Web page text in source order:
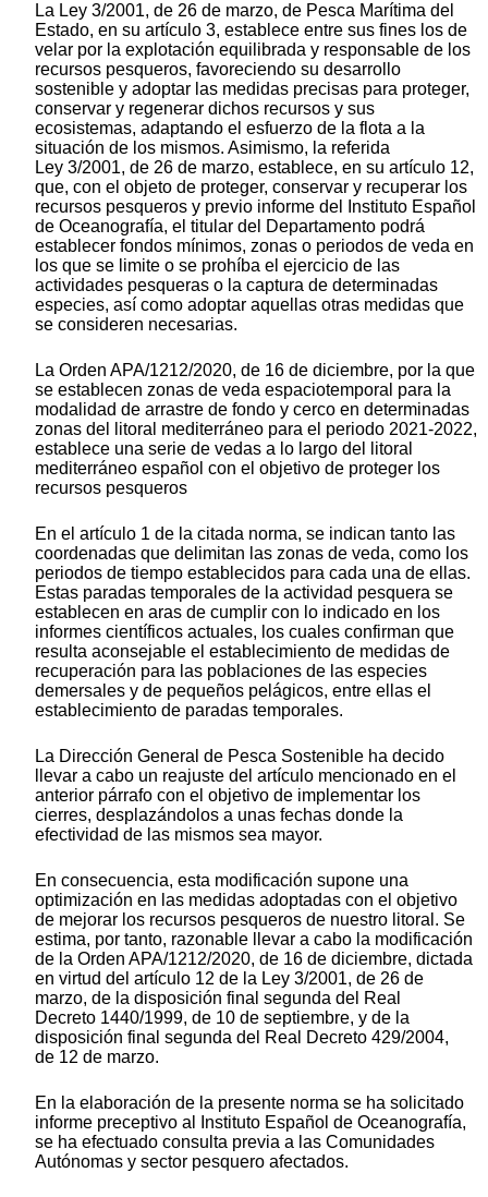
La Ley 3/2001, de 26 de marzo, de Pesca Marítima del
Estado, en su artículo 3, establece entre sus fines los de
velar por la explotación equilibrada y responsable de los
recursos pesqueros, favoreciendo su desarrollo
sostenible y adoptar las medidas precisas para proteger,
conservar y regenerar dichos recursos y sus
ecosistemas, adaptando el esfuerzo de la flota a la
situación de los mismos. Asimismo, la referida
Ley 3/2001, de 26 de marzo, establece, en su artículo 12,
que, con el objeto de proteger, conservar y recuperar los
recursos pesqueros y previo informe del Instituto Español
de Oceanografía, el titular del Departamento podrá
establecer fondos mínimos, zonas o periodos de veda en
los que se limite o se prohíba el ejercicio de las
actividades pesqueras o la captura de determinadas
especies, así como adoptar aquellas otras medidas que
se consideren necesarias.
La Orden APA/1212/2020, de 16 de diciembre, por la que
se establecen zonas de veda espaciotemporal para la
modalidad de arrastre de fondo y cerco en determinadas
zonas del litoral mediterráneo para el periodo 2021-2022,
establece una serie de vedas a lo largo del litoral
mediterráneo español con el objetivo de proteger los
recursos pesqueros
En el artículo 1 de la citada norma, se indican tanto las
coordenadas que delimitan las zonas de veda, como los
periodos de tiempo establecidos para cada una de ellas.
Estas paradas temporales de la actividad pesquera se
establecen en aras de cumplir con lo indicado en los
informes científicos actuales, los cuales confirman que
resulta aconsejable el establecimiento de medidas de
recuperación para las poblaciones de las especies
demersales y de pequeños pelágicos, entre ellas el
establecimiento de paradas temporales.
La Dirección General de Pesca Sostenible ha decido
llevar a cabo un reajuste del artículo mencionado en el
anterior párrafo con el objetivo de implementar los
cierres, desplazándolos a unas fechas donde la
efectividad de las mismos sea mayor.
En consecuencia, esta modificación supone una
optimización en las medidas adoptadas con el objetivo
de mejorar los recursos pesqueros de nuestro litoral. Se
estima, por tanto, razonable llevar a cabo la modificación
de la Orden APA/1212/2020, de 16 de diciembre, dictada
en virtud del artículo 12 de la Ley 3/2001, de 26 de
marzo, de la disposición final segunda del Real
Decreto 1440/1999, de 10 de septiembre, y de la
disposición final segunda del Real Decreto 429/2004,
de 12 de marzo.
En la elaboración de la presente norma se ha solicitado
informe preceptivo al Instituto Español de Oceanografía,
se ha efectuado consulta previa a las Comunidades
Autónomas y sector pesquero afectados.